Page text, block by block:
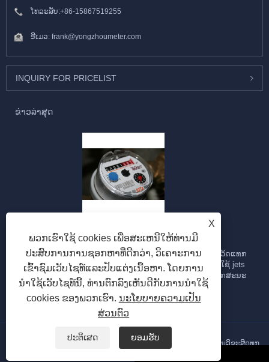
ໂທລະສັບ:+86-15867519255
ອີເມວ: frank@yongzhoumeter.com
INQUIRY FOR PRICELIST
ຂ່າວ​ລ່າ​ສຸດ
2023/09/28
ເຄື່ອງວັດແທກນໍ້າຫຼາຍເຈດ ເປັນເຄື່ອງວັດແທກນໍ້າທີ່ອອກແບບມາເພື່ອວັດແທກ
ການໄຫຼຂອງນໍ້າຜ່ານທໍ່. ມັນຖືກເອີ້ນວ່າ "multi-jet" ເນື່ອງຈາກວ່າມັນໃຊ້ jets
ນ້ໍາຫຼາຍຫຼືສາຍນ້ໍາເພື່ອວັດແທກອັດຕາການໄຫຼຂອງນ້ໍາ. ນີ້ແມ່ນບາງລັກສະນະ
ແລະຄຸນລັກສະນະຫຼັກຂອງເຄື່ອງວັດແທກນໍ້າຫຼາຍແບບ:
ລິຂະສິດ© 2023 Ningbo Haishu Yongzhou ແມັດ CO., LTD - ສະຫງວນລິຂະສິດທຸກ
X
ພວກເຮົາໃຊ້ cookies ເພື່ອສະເຫນີໃຫ້ທ່ານມີ
ປະສົບການການຊອກຫາທີ່ດີກວ່າ, ວິເຄາະການ
ເຂົ້າຊົມເວັບໄຊທ໌ແລະປັບແຕ່ງເນື້ອຫາ. ໂດຍການ
ນໍາໃຊ້ເວັບໄຊທ໌ນີ້, ທ່ານຕົກລົງເຫັນດີກັບການນໍາໃຊ້
cookies ຂອງພວກເຮົາ. ນະໂຍບາຍຄວາມເປັນ
ສ່ວນຕົວ
ປະຕິເສດ ຍອມຮັບ